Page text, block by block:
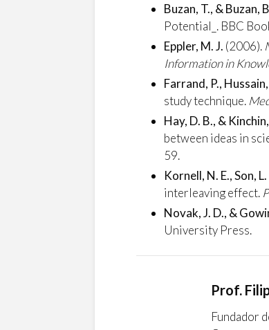
Buzan, T., & Buzan,
Potential_. BBC
Eppler, M. J. (2006).
Information in
Farrand, P.,
study technique.
Hay, D. B., &
between ideas in
59.
Kornell, N. E., Son,
interleaving effect.
Novak, J. D., &
University Press.
Prof.
Fundador